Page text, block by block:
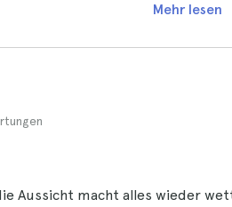
Mehr lesen
Aussicht macht alles wieder